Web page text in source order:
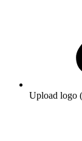
Upload logo